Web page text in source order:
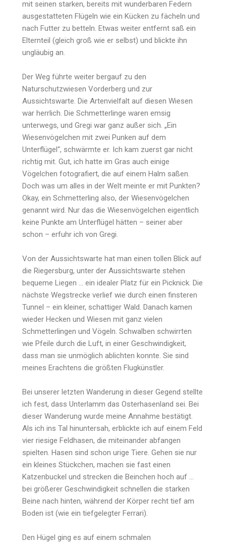
mit seinen starken, bereits mit wunderbaren Federn
ausgestatteten Flügeln wie ein Kücken zu fächeln und
nach Futter zu betteln. Etwas weiter entfernt saß ein
Elternteil (gleich groß wie er selbst) und blickte ihn
ungläubig an.
Der Weg führte weiter bergauf zu den
Naturschutzwiesen Vorderberg und zur
Aussichtswarte. Die Artenvielfalt auf diesen Wiesen
war herrlich. Die Schmetterlinge waren emsig
unterwegs, und Gregi war ganz außer sich. „Ein
Wiesenvögelchen mit zwei Punken auf dem
Unterflügel“, schwärmte er. Ich kam zuerst gar nicht
richtig mit. Gut, ich hatte im Gras auch einige
Vögelchen fotografiert, die auf einem Halm saßen.
Doch was um alles in der Welt meinte er mit Punkten?
Okay, ein Schmetterling also, der Wiesenvögelchen
genannt wird. Nur das die Wiesenvögelchen eigentlich
keine Punkte am Unterflügel hätten – seiner aber
schon – erfuhr ich von Gregi.
Von der Aussichtswarte hat man einen tollen Blick auf
die Riegersburg, unter der Aussichtswarte stehen
bequeme Liegen … ein idealer Platz für ein Picknick. Die
nächste Wegstrecke verlief wie durch einen finsteren
Tunnel – ein kleiner, schattiger Wald. Danach kamen
wieder Hecken und Wiesen mit ganz vielen
Schmetterlingen und Vögeln. Schwalben schwirrten
wie Pfeile durch die Luft, in einer Geschwindigkeit,
dass man sie unmöglich ablichten konnte. Sie sind
meines Erachtens die größten Flugkünstler.
Bei unserer letzten Wanderung in dieser Gegend stellte
ich fest, dass Unterlamm das Osterhasenland sei. Bei
dieser Wanderung wurde meine Annahme bestätigt.
Als ich ins Tal hinuntersah, erblickte ich auf einem Feld
vier riesige Feldhasen, die miteinander abfangen
spielten. Hasen sind schon urige Tiere. Gehen sie nur
ein kleines Stückchen, machen sie fast einen
Katzenbuckel und strecken die Beinchen hoch auf …
bei größerer Geschwindigkeit schnellen die starken
Beine nach hinten, während der Körper recht tief am
Boden ist (wie ein tiefgelegter Ferrari).
Den Hügel ging es auf einem schmalen